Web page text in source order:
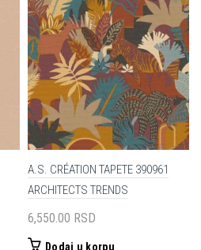
A.S. CRÉATION TAPETE 390961
ARCHITECTS TRENDS
6,550.00 RSD
Dodaj u korpu